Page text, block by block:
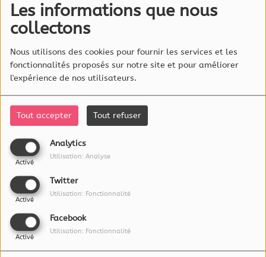
Les informations que nous
collectons
Nous utilisons des cookies pour fournir les services et les
fonctionnalités proposés sur notre site et pour améliorer
l'expérience de nos utilisateurs.
Tout accepter Tout refuser
Analytics
Activé
Utilisation: Analyse
Twitter
Activé
Utilisation: Fonctionnalité
Facebook
Activé
Utilisation: Fonctionnalité
vous retrouverez
toujours Orlane au même
Retrouvez là aux côtés de
Guillaume chaque jour dans
À PROPOS
L'essentiel Radio est éditée par :
RadioLux S.A.
115a, rue Emile Mark
4620 Differdange
Luxembourg